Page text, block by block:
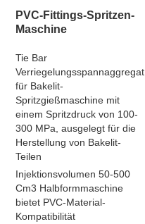
PVC-Fittings-Spritzen-
Maschine
Tie Bar
Verriegelungsspannaggregat
für Bakelit-
Spritzgießmaschine mit
einem Spritzdruck von 100-
300 MPa, ausgelegt für die
Herstellung von Bakelit-
Teilen
Injektionsvolumen 50-500
Cm3 Halbformmaschine
bietet PVC-Material-
Kompatibilität